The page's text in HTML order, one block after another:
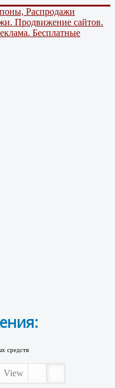
Продвижение сайтов.
Бесплатные
средств
View